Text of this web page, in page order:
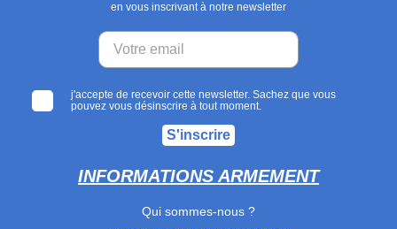
en vous inscrivant à notre newsletter
j'accepte de recevoir cette newsletter. Sachez que vous
pouvez vous désinscrire à tout moment.
S'inscrire
INFORMATIONS ARMEMENT
Qui sommes-nous ?